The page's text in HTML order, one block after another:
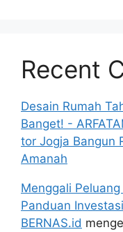
Recent
Desain Rumah
Banget! -
tor Jogja Bangun
Amanah
Menggali
Panduan
BERNAS.id